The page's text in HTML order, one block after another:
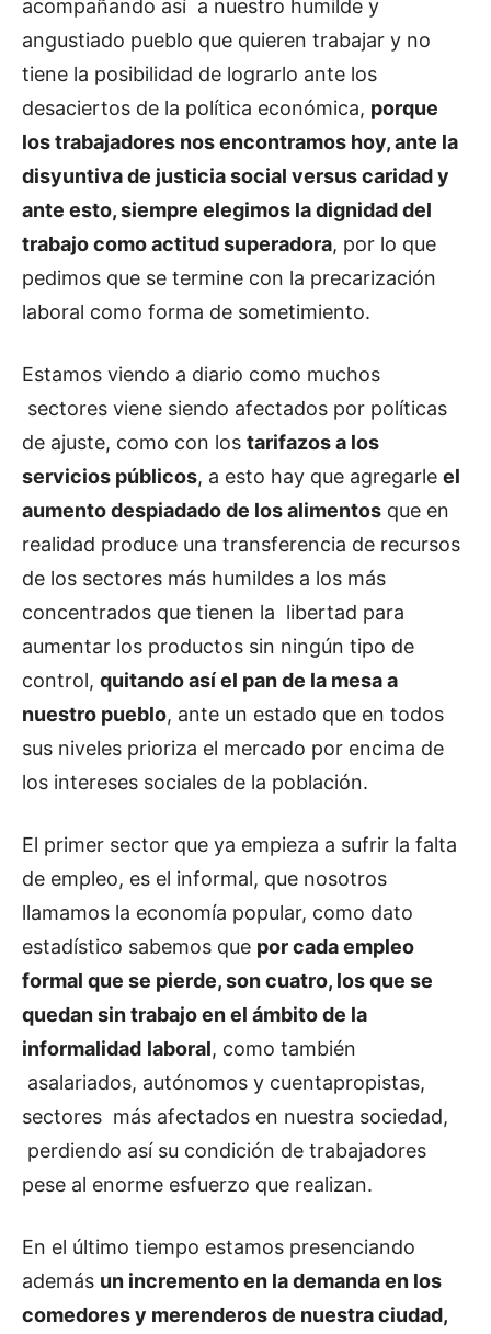
acompañando así a nuestro humilde y
angustiado pueblo que quieren trabajar y no
tiene la posibilidad de lograrlo ante los
desaciertos de la política económica, porque
los trabajadores nos encontramos hoy, ante la
disyuntiva de justicia social versus caridad y
ante esto, siempre elegimos la dignidad del
trabajo como actitud superadora, por lo que
pedimos que se termine con la precarización
laboral como forma de sometimiento.
Estamos viendo a diario como muchos
sectores viene siendo afectados por políticas
de ajuste, como con los tarifazos a los
servicios públicos, a esto hay que agregarle el
aumento despiadado de los alimentos que en
realidad produce una transferencia de recursos
de los sectores más humildes a los más
concentrados que tienen la libertad para
aumentar los productos sin ningún tipo de
control, quitando así el pan de la mesa a
nuestro pueblo, ante un estado que en todos
sus niveles prioriza el mercado por encima de
los intereses sociales de la población.
El primer sector que ya empieza a sufrir la falta
de empleo, es el informal, que nosotros
llamamos la economía popular, como dato
estadístico sabemos que por cada empleo
formal que se pierde, son cuatro, los que se
quedan sin trabajo en el ámbito de la
informalidad laboral, como también
asalariados, autónomos y cuentapropistas,
sectores más afectados en nuestra sociedad,
perdiendo así su condición de trabajadores
pese al enorme esfuerzo que realizan.
En el último tiempo estamos presenciando
además un incremento en la demanda en los
comedores y merenderos de nuestra ciudad,